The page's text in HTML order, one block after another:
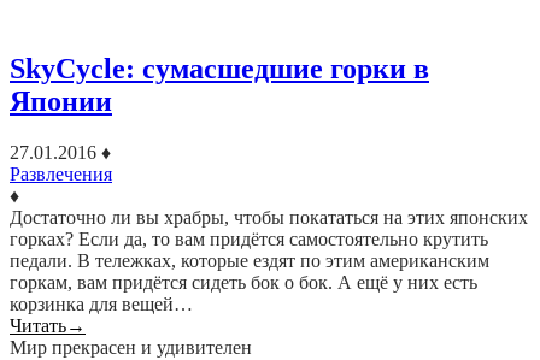
SkyCycle: сумасшедшие горки в
Японии
27.01.2016 ♦
Развлечения
♦
Достаточно ли вы храбры, чтобы покататься на этих японских
горках? Если да, то вам придётся самостоятельно крутить
педали. В тележках, которые ездят по этим американским
горкам, вам придётся сидеть бок о бок. А ещё у них есть
корзинка для вещей…
Читать→
Мир прекрасен и удивителен